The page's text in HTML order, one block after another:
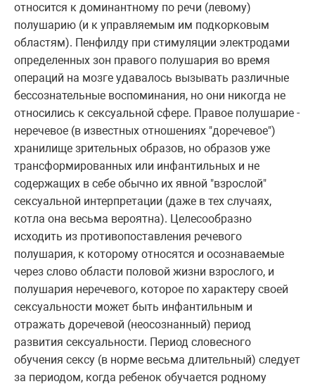
относится к доминантному по речи (левому)
полушарию (и к управляемым им подкорковым
областям). Пенфилду при стимуляции электродами
определенных зон правого полушария во время
операций на мозге удавалось вызывать различные
бессознательные воспоминания, но они никогда не
относились к сексуальной сфере. Правое полушарие -
неречевое (в известных отношениях "доречевое")
хранилище зрительных образов, но образов уже
трансформированных или инфантильных и не
содержащих в себе обычно их явной "взрослой"
сексуальной интерпретации (даже в тех случаях,
котла она весьма вероятна). Целесообразно
исходить из противопоставления речевого
полушария, к которому относятся и осознаваемые
через слово области половой жизни взрослого, и
полушария неречевого, которое по характеру своей
сексуальности может быть инфантильным и
отражать доречевой (неосознанный) период
развития сексуальности. Период словесного
обучения сексу (в норме весьма длительный) следует
за периодом, когда ребенок обучается родному